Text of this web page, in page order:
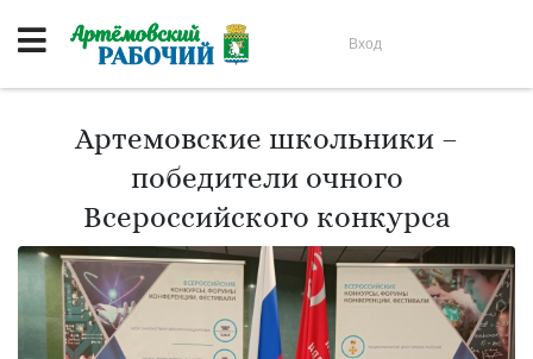
Вход
Артемовские школьники –
победители очного
Всероссийского конкурса